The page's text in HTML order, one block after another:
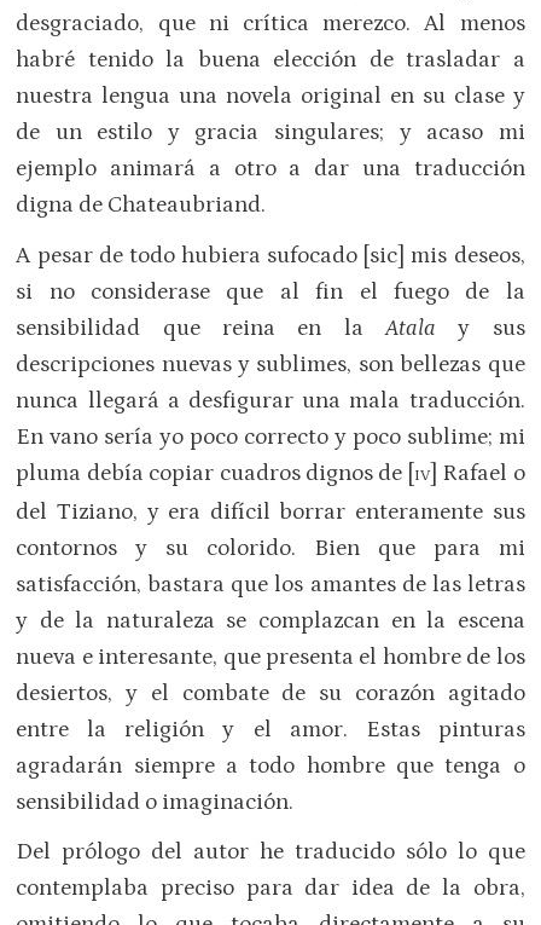
desgraciado, que ni crítica merezco. Al menos
habré tenido la buena elección de trasladar a
nuestra lengua una novela original en su clase y
de un estilo y gracia singulares; y acaso mi
ejemplo animará a otro a dar una traducción
digna de Chateaubriand.
A pesar de todo hubiera sufocado [sic] mis deseos,
si no considerase que al fin el fuego de la
sensibilidad que reina en laAtala y sus
descripciones nuevas y sublimes, son bellezas que
nunca llegará a desfigurar una mala traducción.
En vano sería yo poco correcto y poco sublime; mi
pluma debía copiar cuadros dignos de [
IV] Rafael o
del Tiziano, y era difícil borrar enteramente sus
contornos y su colorido. Bien que para mi
satisfacción, bastara que los amantes de las letras
y de la naturaleza se complazcan en la escena
nueva e interesante, que presenta el hombre de los
desiertos, y el combate de su corazón agitado
entre la religión y el amor. Estas pinturas
agradarán siempre a todo hombre que tenga o
sensibilidad o imaginación.
Del prólogo del autor he traducido sólo lo que
contemplaba preciso para dar idea de la obra,